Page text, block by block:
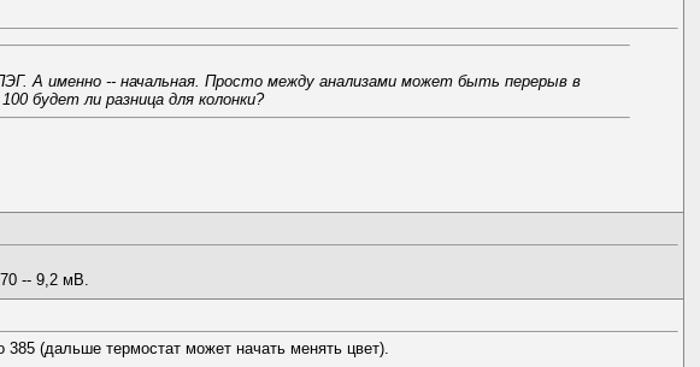
А именно -- начальная. Просто между анализами может быть перерыв в
будет ли разница для колонки?
-- 9,2 мВ.
385 (дальше термостат может начать менять цвет).